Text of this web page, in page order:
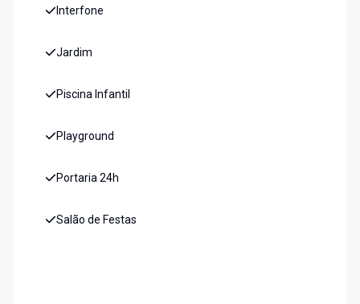
Interfone
Jardim
Piscina Infantil
Playground
Portaria 24h
Salão de Festas